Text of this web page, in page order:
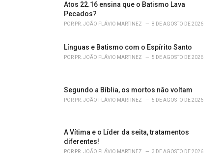
Atos 22.16 ensina que o Batismo Lava
Pecados?
POR PR. JOÃO FLÁVIO MARTINEZ 8 DE AGOSTO DE 2026
Línguas e Batismo com o Espírito Santo
POR PR. JOÃO FLÁVIO MARTINEZ 5 DE AGOSTO DE 2026
Segundo a Bíblia, os mortos não voltam
POR PR. JOÃO FLÁVIO MARTINEZ 5 DE AGOSTO DE 2026
A Vítima e o Líder da seita, tratamentos
diferentes!
POR PR. JOÃO FLÁVIO MARTINEZ 3 DE AGOSTO DE 2026